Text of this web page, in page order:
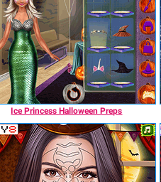
Ice Princess Halloween Preps